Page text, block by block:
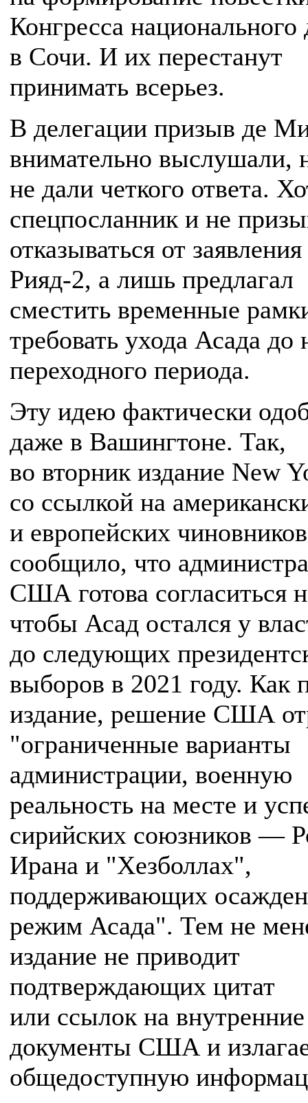
Конгресса национального
в Сочи. И их перестанут
принимать всерьез.
В делегации призыв де
внимательно выслушали,
не дали четкого ответа.
спецпосланник и не
отказываться от
Рияд-2, а лишь предлагал
сместить временные
требовать ухода Асада до
переходного периода.
Эту идею фактически
даже в Вашингтоне. Так,
во вторник издание New
со ссылкой на
и европейских чиновников
сообщило, что
США готова согласиться
чтобы Асад остался у
до следующих
выборов в 2021 году. Как
издание, решение США
"ограниченные варианты
администрации, военную
реальность на месте и
сирийских союзников —
Ирана и "Хезболлах",
поддерживающих
режим Асада". Тем не
издание не приводит
подтверждающих цитат
или ссылок на внутренние
документы США и
общедоступную